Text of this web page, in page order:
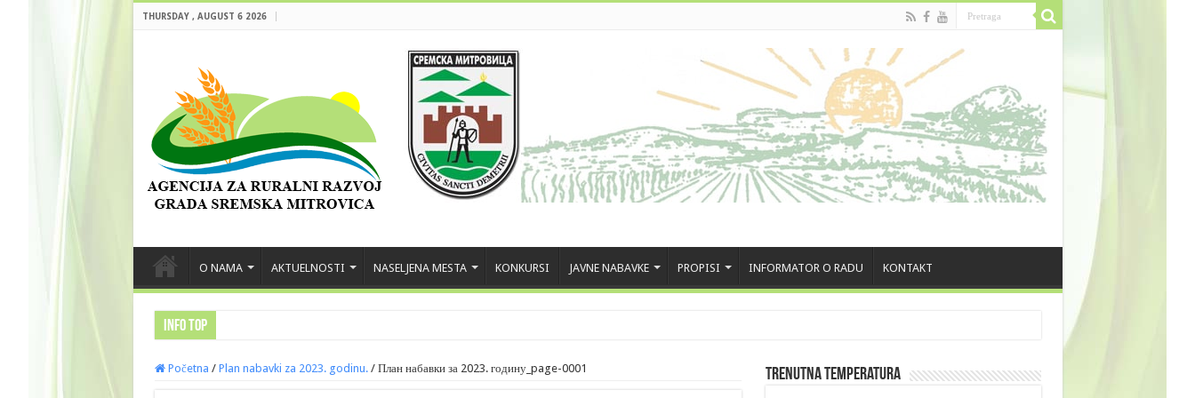
THURSDAY , AUGUST 6 2026
O NAMA AKTUELNOSTI NASELJENA MESTA KONKURSI JAVNE NABAVKE PROPISI INFORMATOR O RADU KONTAKT
INFO TOP
Početna / Plan nabavki za 2023. godinu. / План набавки за 2023. годину_page-0001 Trenutna Temperatura